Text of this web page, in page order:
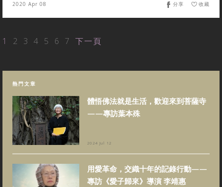
2020 Apr 08 收藏
分享
1 2 3 4 5 6 7 下一頁
熱門文章
體悟佛法就是生活，歡迎來到菩薩寺
——專訪葉本殊
2024 Jul 12
用愛革命，交織十年的記錄行動——
專訪《愛子歸來》導演 李靖惠